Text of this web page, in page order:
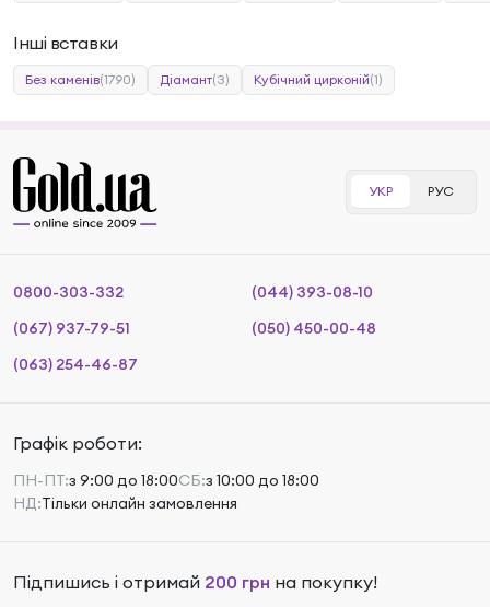
Інші вставки
Без каменів(1790) Діамант(3) Кубічний цирконій(1)
УКР РУС
0800-303-332
(044) 393-08-10
(067) 937-79-51
(050) 450-00-48
(063) 254-46-87
Графік роботи:
ПН-ПТ:з 9:00 до 18:00СБ:з 10:00 до 18:00
НД:Тільки онлайн замовлення
Підпишись і отримай 200 грн на покупку!